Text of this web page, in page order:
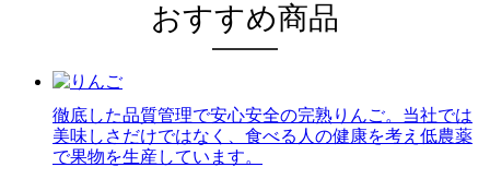
おすすめ商品
徹底した品質管理で安心安全の完熟りんご。当社では
美味しさだけではなく、食べる人の健康を考え低農薬
で果物を生産しています。